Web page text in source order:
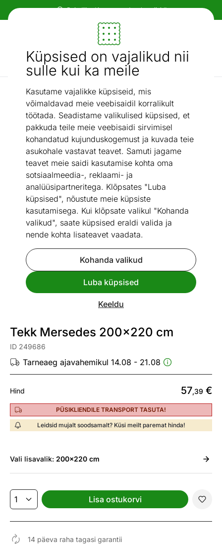
Küpsised on vajalikud nii
sulle kui ka meile
Kasutame vajalikke küpsiseid, mis
võimaldavad meie veebisaidil korralikult
töötada. Seadistame valikulised küpsised, et
pakkuda teile meie veebisaidi sirvimisel
kohandatud kujunduskogemust ja kuvada teie
asukohale vastavat teavet. Samuti jagame
teavet meie saidi kasutamise kohta oma
sotsiaalmeedia-, reklaami- ja
analüüsipartneritega. Klõpsates "Luba
küpsised", nõustute meie küpsiste
kasutamisega. Kui klõpsate valikul "Kohanda
valikud", saate küpsised eraldi valida ja
nende kohta lisateavet vaadata.
Kohanda valikud
Luba küpsised
Keeldu
Paindlikud ja mugavad makseviisid!
Mööbel ja sisustus - ON24
Otsi...
AI otsing
Tekid suurtele / Tekk Mersedes 200x220 cm
Vaata sarnaseid
Tekk Mersedes 200x220 cm
ID 249686
Tarneaeg ajavahemikul 14.08 - 21.08
Hind 57,39 €
PÜSIKLIENDILE TRANSPORT TASUTA!
Leidsid mujalt soodsamalt? Küsi meilt paremat hinda!
Vali lisavalik: 200x220 cm
Lisa ostukorvi
14 päeva raha tagasi garantii